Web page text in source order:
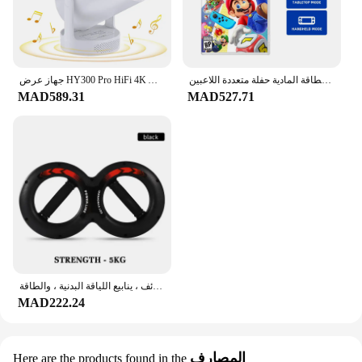
جهاز عرض HY300 Pro HiFi 4K Android 11 Dual Wifi6.0 BT5.0 H713 280ANSI 720P مكبر صوت سينما مدمج جهاز عرض صغير محمول
MAD589.31
نينتندو سويتش - سوبر ماريو بارتي - إصدار ستاندر - ألعاب خرطوشة البطاقة المادية حفلة متعددة اللاعبين
MAD527.71
مدرب قوة اليد لتمارين المعصم والذراع ، قوة قوة الساعد متعددة الوظائف ، ينابيع اللياقة البدنية ، والطاقة
MAD222.24
Here are the products found in the المصارف